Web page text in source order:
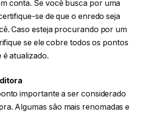
conta. Se você busca por uma
se de que o enredo seja
Caso esteja procurando por um
se ele cobre todos os pontos
é atualizado.
importante a ser considerado
Algumas são mais renomadas e